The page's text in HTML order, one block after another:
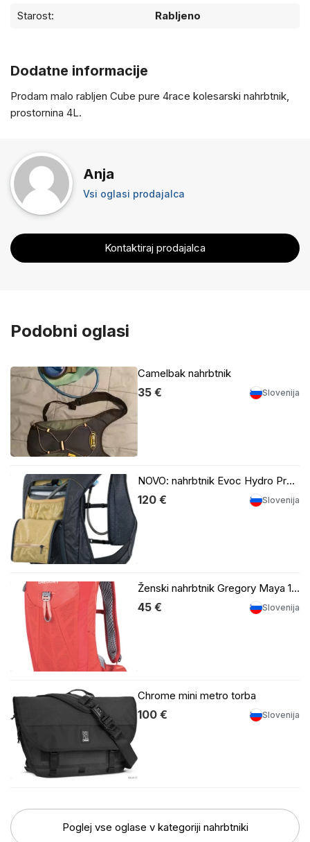
Starost: Rabljeno
Dodatne informacije
Prodam malo rabljen Cube pure 4race kolesarski nahrbtnik,
prostornina 4L.
Anja
Vsi oglasi prodajalca
Kontaktiraj prodajalca
Podobni oglasi
Camelbak nahrbtnik
Slovenija
35 €
NOVO: nahrbtnik Evoc Hydro Pro 3 + 1.5l meh
Slovenija
120 €
Ženski nahrbtnik Gregory Maya 10 litrov
Slovenija
45 €
Chrome mini metro torba
Slovenija
100 €
Poglej vse oglase v kategoriji nahrbtniki